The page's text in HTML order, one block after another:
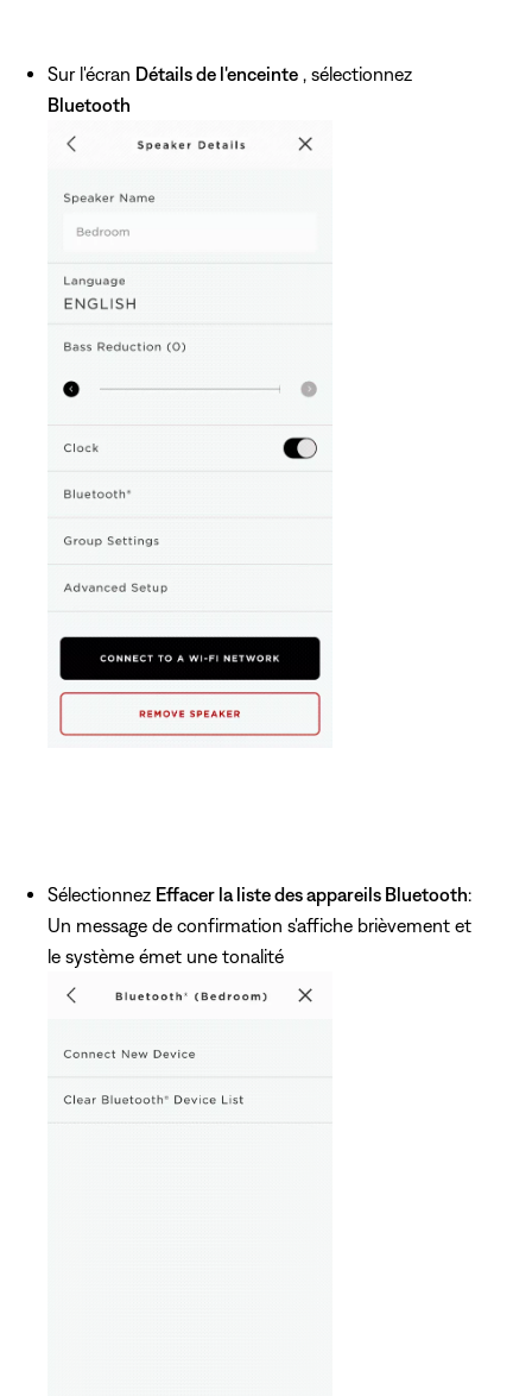
Sur l'écran Détails de l'enceinte , sélectionnez
Bluetooth
Sélectionnez Effacer la liste des appareils Bluetooth:
Un message de confirmation s'affiche brièvement et
le système émet une tonalité